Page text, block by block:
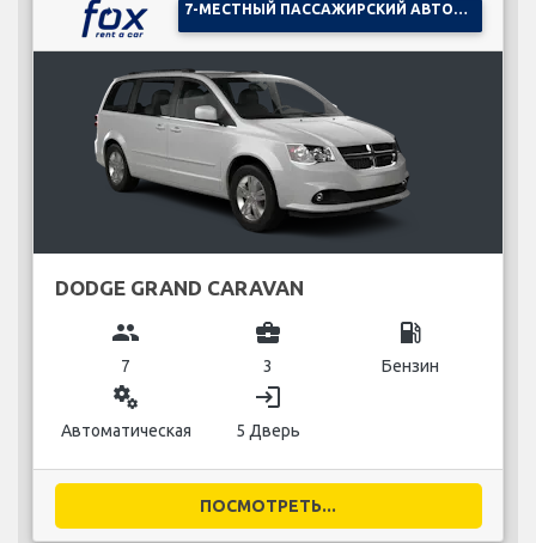
DODGE GRAND CARAVAN
group
7
business_center
3
local_gas_station
Бензин
miscellaneous_services
Автоматическая
login
5 Дверь
ПОСМОТРЕТЬ...